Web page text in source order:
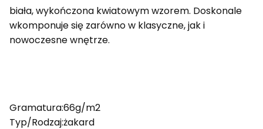
biała, wykończona kwiatowym wzorem. Doskonale
wkomponuje się zarówno w klasyczne, jak i
nowoczesne wnętrze.
Gramatura:66g/m2
Typ/Rodzaj:żakard